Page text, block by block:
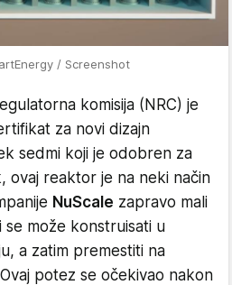
/ Screenshot
komisija (NRC) je
za novi dizajn
sedmi koji je odobren za
ovaj reaktor je na neki način
NuScale zapravo mali
može konstruisati u
a zatim premestiti na
potez se očekivao nakon